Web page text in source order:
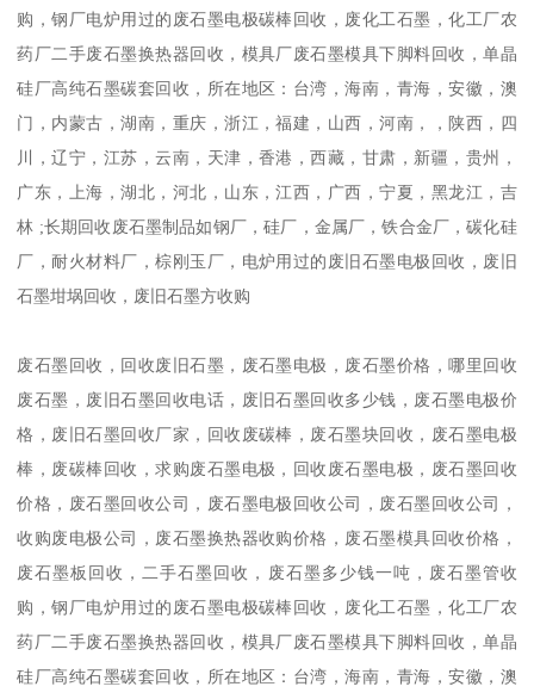
购，钢厂电炉用过的废石墨电极碳棒回收，废化工石墨，化工厂农
药厂二手废石墨换热器回收，模具厂废石墨模具下脚料回收，单晶
硅厂高纯石墨碳套回收，所在地区：台湾，海南，青海，安徽，澳
门，内蒙古，湖南，重庆，浙江，福建，山西，河南，，陕西，四
川，辽宁，江苏，云南，天津，香港，西藏，甘肃，新疆，贵州，
广东，上海，湖北，河北，山东，江西，广西，宁夏，黑龙江，吉
林 ;长期回收废石墨制品如钢厂，硅厂，金属厂，铁合金厂，碳化硅
厂，耐火材料厂，棕刚玉厂，电炉用过的废旧石墨电极回收，废旧
石墨坩埚回收，废旧石墨方收购
废石墨回收，回收废旧石墨，废石墨电极，废石墨价格，哪里回收
废石墨，废旧石墨回收电话，废旧石墨回收多少钱，废石墨电极价
格，废旧石墨回收厂家，回收废碳棒，废石墨块回收，废石墨电极
棒，废碳棒回收，求购废石墨电极，回收废石墨电极，废石墨回收
价格，废石墨回收公司，废石墨电极回收公司，废石墨回收公司，
收购废电极公司，废石墨换热器收购价格，废石墨模具回收价格，
废石墨板回收，二手石墨回收，废石墨多少钱一吨，废石墨管收
购，钢厂电炉用过的废石墨电极碳棒回收，废化工石墨，化工厂农
药厂二手废石墨换热器回收，模具厂废石墨模具下脚料回收，单晶
硅厂高纯石墨碳套回收，所在地区：台湾，海南，青海，安徽，澳